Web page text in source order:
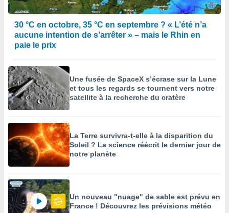
30 °C en octobre, 35 °C en septembre ? « L’été n’a
aucune intention de s’arrêter » – mais le Rhin en
paie le prix
Une fusée de SpaceX s’écrase sur la Lune
et tous les regards se tournent vers notre
satellite à la recherche du cratère
La Terre survivra-t-elle à la disparition du
Soleil ? La science réécrit le dernier jour de
notre planète
Un nouveau "nuage" de sable est prévu en
France ! Découvrez les prévisions météo